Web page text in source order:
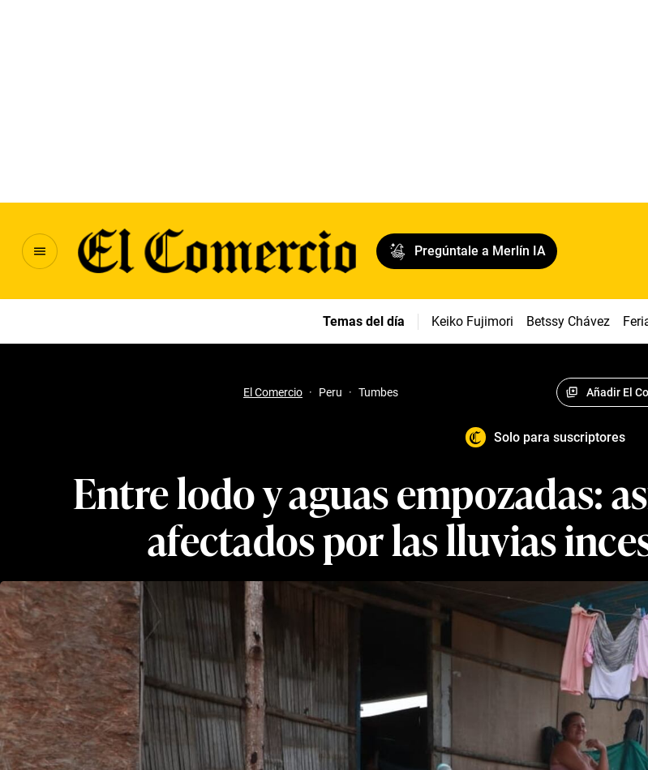
Pregúntale a Merlín IA
Temas del día Keiko Fujimori Betssy Chávez
El Comercio · Peru · Tumbes Añadir El
Solo para suscriptores
Entre lodo y aguas empozadas:
afectados por las lluvias